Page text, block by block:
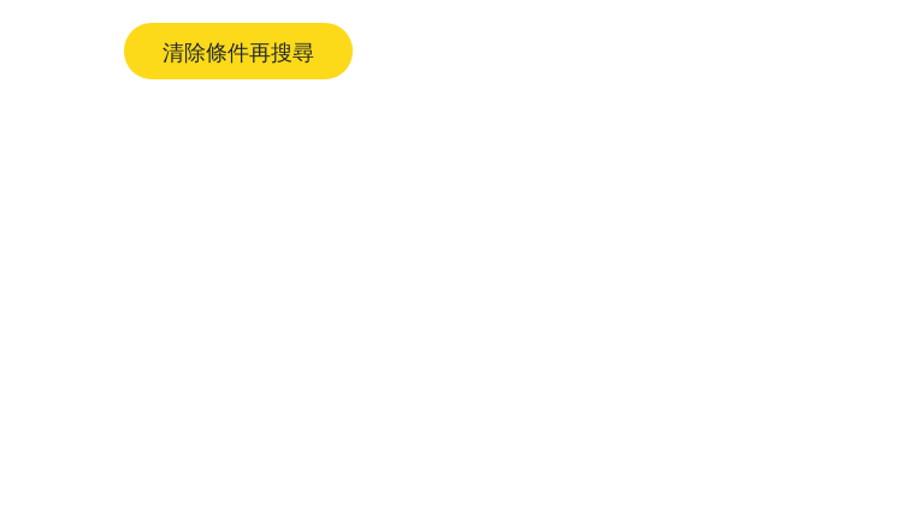
清除條件再搜尋